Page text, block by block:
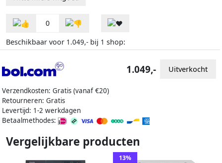
0
Beschikbaar voor 1.049,- bij 1 shop:
Verzendkosten: Gratis (vanaf €20)
Retourneren: Gratis
Levertijd: 1-2 werkdagen
Betaalmethodes:
1.049,- Uitverkocht
Vergelijkbare producten
13%